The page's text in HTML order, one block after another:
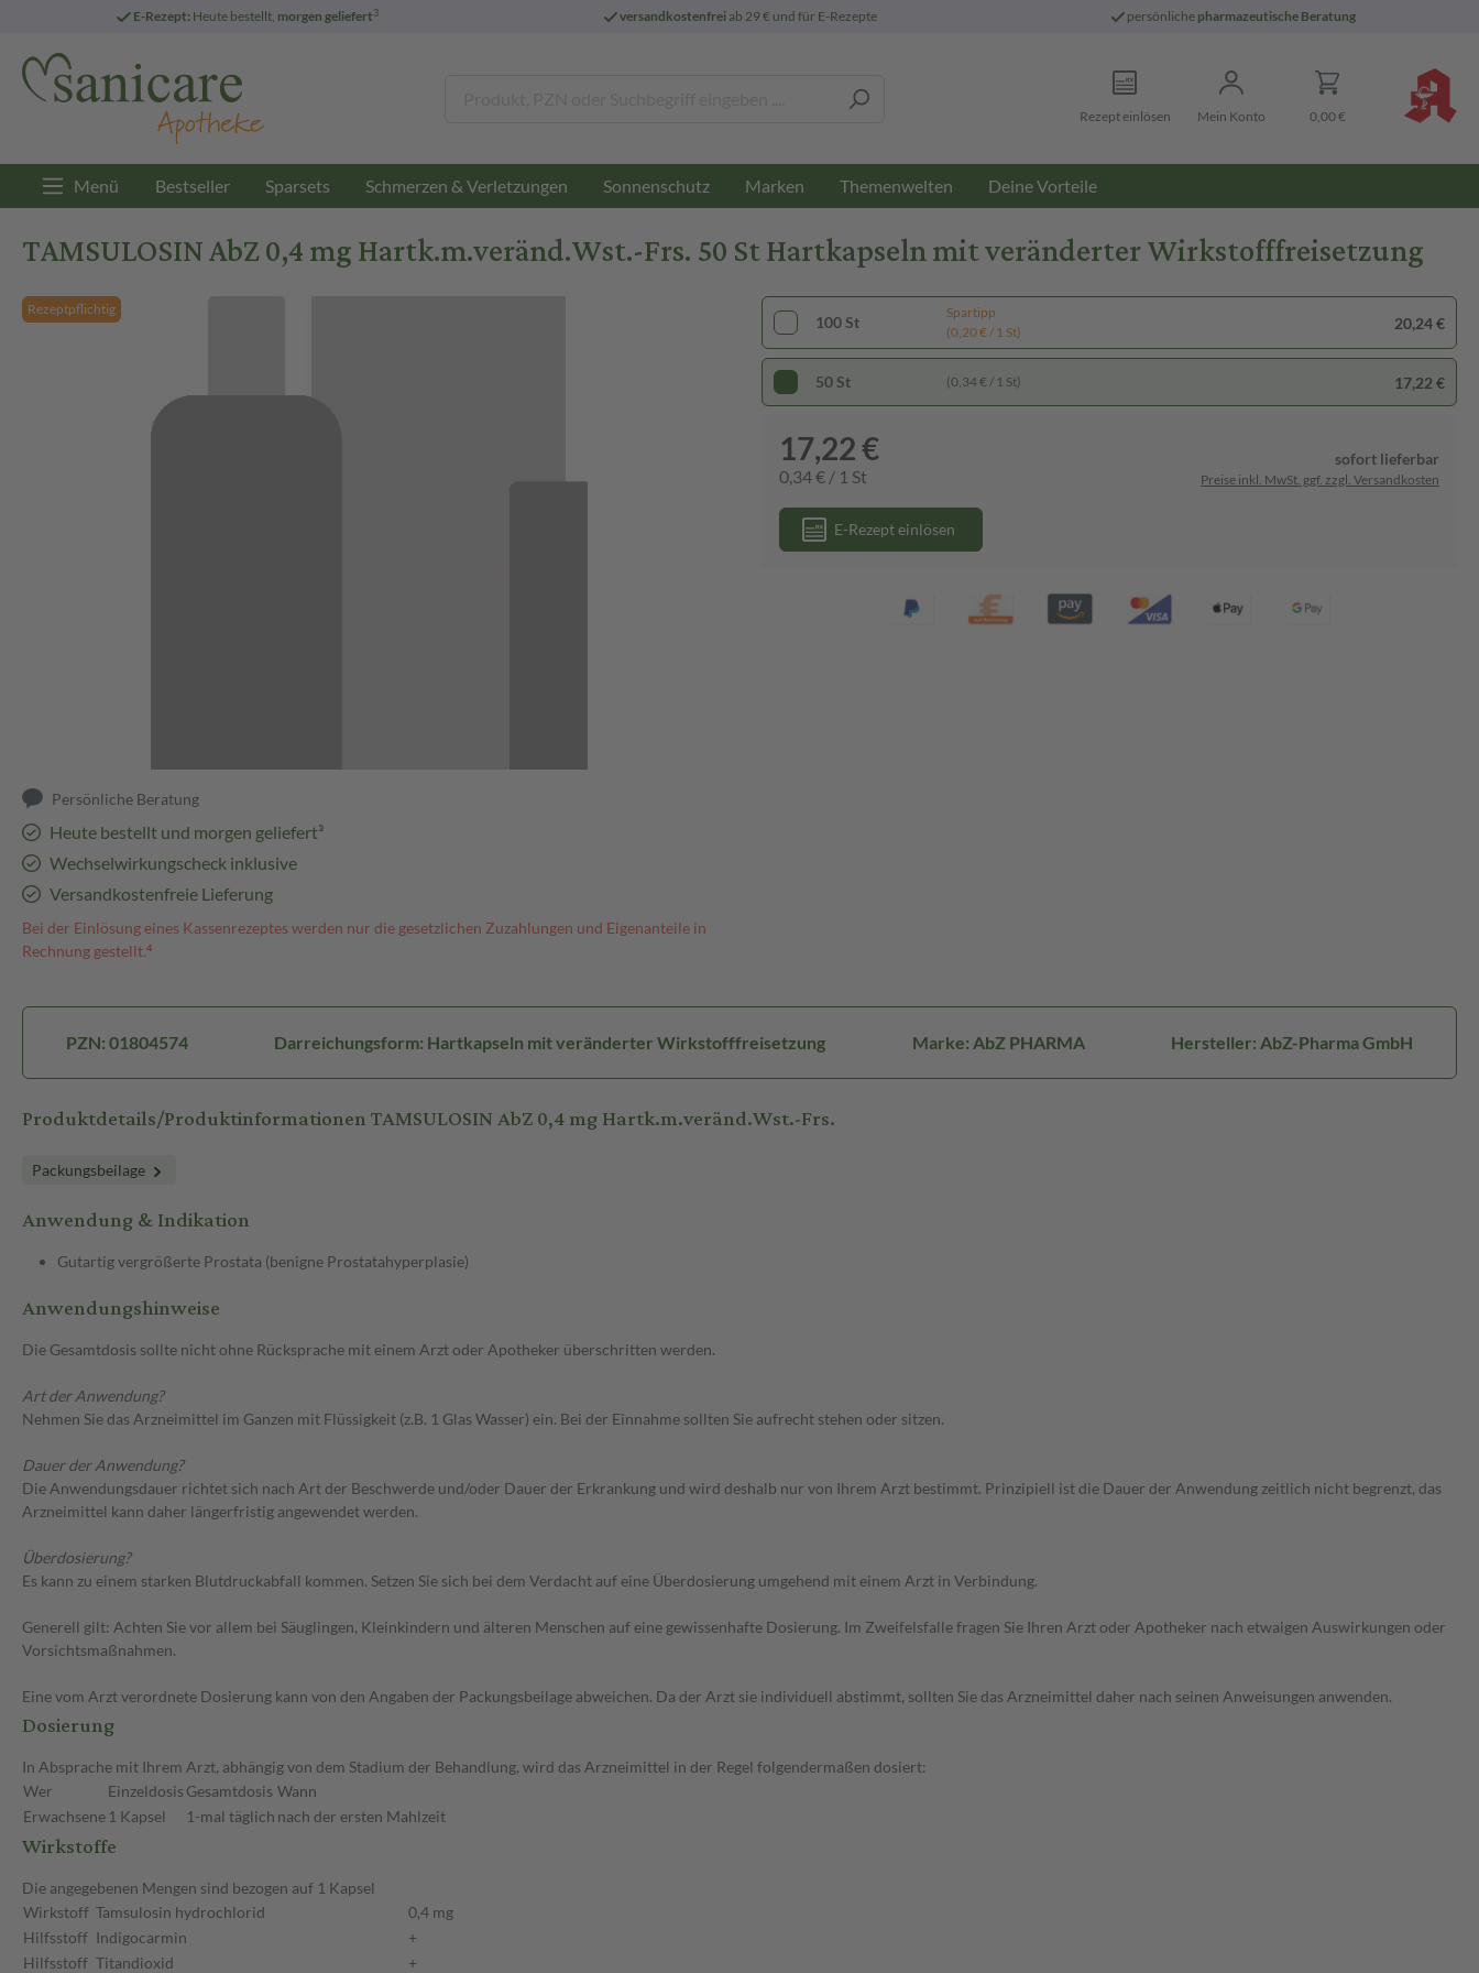
E-Rezept: Heute bestellt, morgen geliefert3 versandkostenfreiab 29 € und für E-Rezepte persönliche pharmazeutische Beratung
Rezept einlösen Mein Konto 0,00 €
Menü Bestseller Sparsets Schmerzen & Verletzungen Sonnenschutz Marken Themenwelten Deine Vorteile
TAMSULOSIN AbZ 0,4 mg Hartk.m.veränd.Wst.-Frs. 50 St Hartkapseln mit veränderter Wirkstofffreisetzung
Rezeptpflichtig
Persönliche Beratung
Heute bestellt und morgen geliefert³
Wechselwirkungscheck inklusive
Versandkostenfreie Lieferung
Bei der Einlösung eines Kassenrezeptes werden nur die gesetzlichen Zuzahlungen und Eigenanteile in
Rechnung gestellt.⁴
100 St
Spartipp
(0,20 € / 1 St)
20,24 €
50 St (0,34 € / 1 St) 17,22 €
17,22 €
0,34 € / 1 St
sofort lieferbar
Preise inkl. MwSt. ggf. zzgl. Versandkosten
E-Rezept einlösen
PZN: 01804574 Darreichungsform: Hartkapseln mit veränderter Wirkstofffreisetzung Marke: AbZ PHARMA Hersteller: AbZ-Pharma GmbH
Produktdetails/Produktinformationen TAMSULOSIN AbZ 0,4 mg Hartk.m.veränd.Wst.-Frs.
Packungsbeilage
Anwendung & Indikation
Gutartig vergrößerte Prostata (benigne Prostatahyperplasie)
Anwendungshinweise
Die Gesamtdosis sollte nicht ohne Rücksprache mit einem Arzt oder Apotheker überschritten werden.
Art der Anwendung?
Nehmen Sie das Arzneimittel im Ganzen mit Flüssigkeit (z.B. 1 Glas Wasser) ein. Bei der Einnahme sollten Sie aufrecht stehen oder sitzen.
Dauer der Anwendung?
Die Anwendungsdauer richtet sich nach Art der Beschwerde und/oder Dauer der Erkrankung und wird deshalb nur von Ihrem Arzt bestimmt. Prinzipiell ist die Dauer der Anwendung zeitlich nicht begrenzt, das
Arzneimittel kann daher längerfristig angewendet werden.
Überdosierung?
Es kann zu einem starken Blutdruckabfall kommen. Setzen Sie sich bei dem Verdacht auf eine Überdosierung umgehend mit einem Arzt in Verbindung.
Generell gilt: Achten Sie vor allem bei Säuglingen, Kleinkindern und älteren Menschen auf eine gewissenhafte Dosierung. Im Zweifelsfalle fragen Sie Ihren Arzt oder Apotheker nach etwaigen Auswirkungen oder
Vorsichtsmaßnahmen.
Eine vom Arzt verordnete Dosierung kann von den Angaben der Packungsbeilage abweichen. Da der Arzt sie individuell abstimmt, sollten Sie das Arzneimittel daher nach seinen Anweisungen anwenden.
Dosierung
In Absprache mit Ihrem Arzt, abhängig von dem Stadium der Behandlung, wird das Arzneimittel in der Regel folgendermaßen dosiert:
Wer
Einzeldosis Gesamtdosis Wann
Erwachsene 1 Kapsel 1-mal täglich nach der ersten Mahlzeit
Wirkstoffe
Die angegebenen Mengen sind bezogen auf 1 Kapsel
Wirkstoff Tamsulosin hydrochlorid
0,4 mg
Hilfsstoff Indigocarmin
+
Hilfsstoff Titandioxid
+